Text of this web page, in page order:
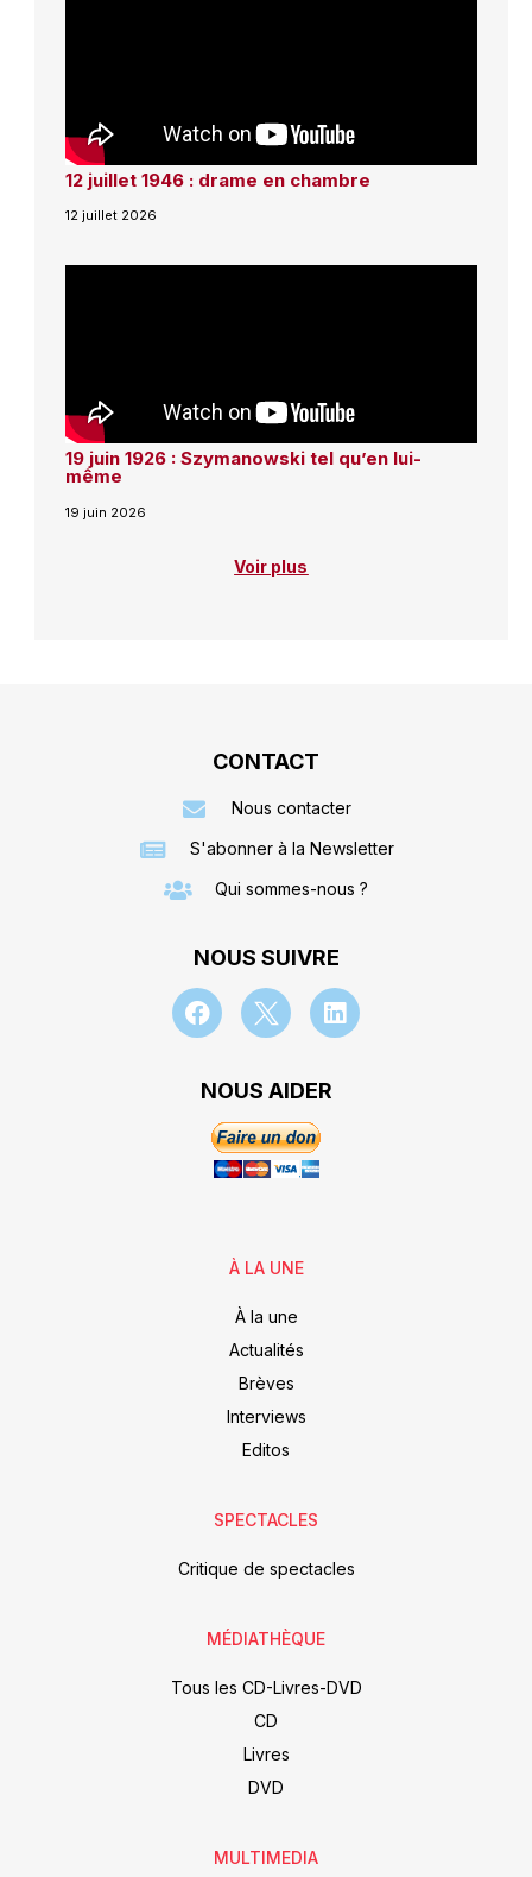
12 juillet 1946 : drame en chambre
12 juillet 2026
19 juin 1926 : Szymanowski tel qu’en lui-
même
19 juin 2026
Voir plus
CONTACT
Nous contacter
S'abonner à la Newsletter
Qui sommes-nous ?
NOUS SUIVRE
NOUS AIDER
À LA UNE
À la une
Actualités
Brèves
Interviews
Editos
SPECTACLES
Critique de spectacles
MÉDIATHÈQUE
Tous les CD-Livres-DVD
CD
Livres
DVD
MULTIMEDIA